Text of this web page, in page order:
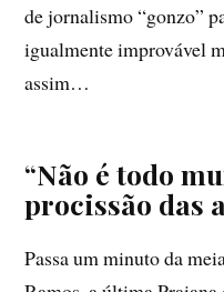
de jornalismo “gonzo”
igualmente improvável
assim…
“Não é todo
procissão das
Passa um minuto da